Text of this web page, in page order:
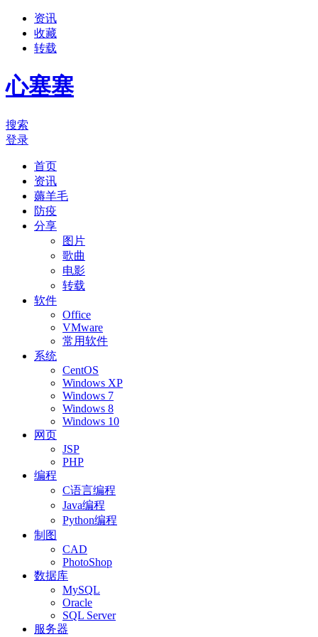
资讯
收藏
转载
心塞塞
搜索
登录
首页
资讯
薅羊毛
防疫
分享
图片
歌曲
电影
转载
软件
Office
VMware
常用软件
系统
CentOS
Windows XP
Windows 7
Windows 8
Windows 10
网页
JSP
PHP
编程
C语言编程
Java编程
Python编程
制图
CAD
PhotoShop
数据库
MySQL
Oracle
SQL Server
服务器